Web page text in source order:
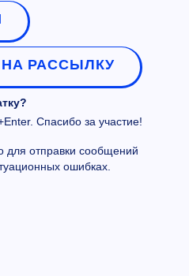
РАССЫЛКУ
Спасибо за участие!
для отправки сообщений
ошибках.